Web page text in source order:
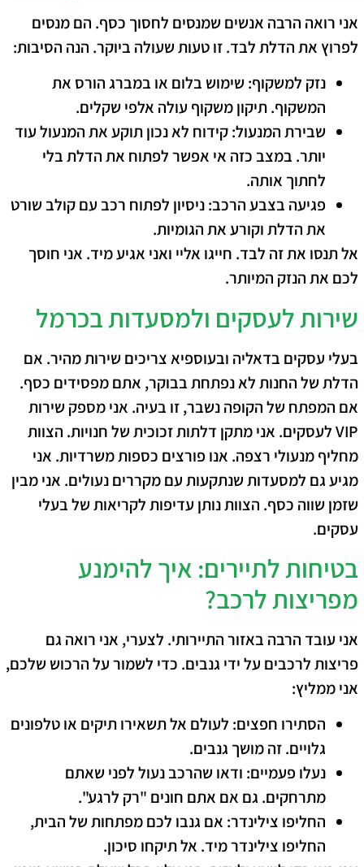
אני רואה הרבה אנשים שמנסים לחסוך כסף. הם מנסים
לפרוץ את הדלת לבד. זו טעות שעולה ביוקר. הנה הסיבות:
נזק למשקוף: שימוש בלום או במברג הורס את
המשקוף. תיקון משקוף עולה אלפי שקלים.
שבירת המנעול:קידוח לא נכון תוקע את המנעול עוד
יותר. במצב כזה אי אפשר לפתוח את הדלת בלי
לחתוך אותה.
פגיעה בצבע הרכב:ניסיון לפתוח רכב עם קולב שורט
את הדלת וקורע את הגומיות.
אל תנסו את זה לבד. חייגו אליי ואני אגיע מיד. אני חוסך
לכם את הנזק המיותר.
שירות לעסקים ולמסעדות בכרמל
בעלי עסקים בדאליה ובעוספיא צריכים שירות מהיר. אם
הדלת של החנות לא נפתחת בבוקר, אתם מפסידים כסף.
אם המפתח של הקופה נשבר, זו בעיה. אני מספק שירות
VIP לעסקים. אני מתקן דלתות זכוכית של חנויות. הצוות
מחליף מנעולי רצפה. אנו פורצים כספות משרדיות. אני
מגיע גם למסעדות שנתקעות עם מקררים נעולים. אני מבין
שזמן שווה כסף. הצוות נותן עדיפות לקריאות של בעלי
עסקים.
בטיחות לתיירים: איך להימנע
מפריצות לרכב?
אני עובד הרבה באזור התיירותי. לצערי, אני רואה גם
פריצות לרכבים על ידי גנבים. כדי לשמור על הרכוש שלכם,
אני ממליץ:
הסתירו חפצים: לעולם אל תשאירו תיקים או טלפונים
גלויים. זה מושך גנבים.
נעלו פעמיים: ודאו שהרכב נעול לפני שאתם
מתרחקים. גם אם אתם חונים "רק לרגע".
החליפו צילינדר: אם גנבו לכם מפתחות של הבית,
החליפו צילינדר מיד. אל תיקחו סיכון.